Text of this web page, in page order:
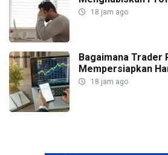
18 jam ago
Bagaimana Trader
Mempersiapkan
18 jam ago